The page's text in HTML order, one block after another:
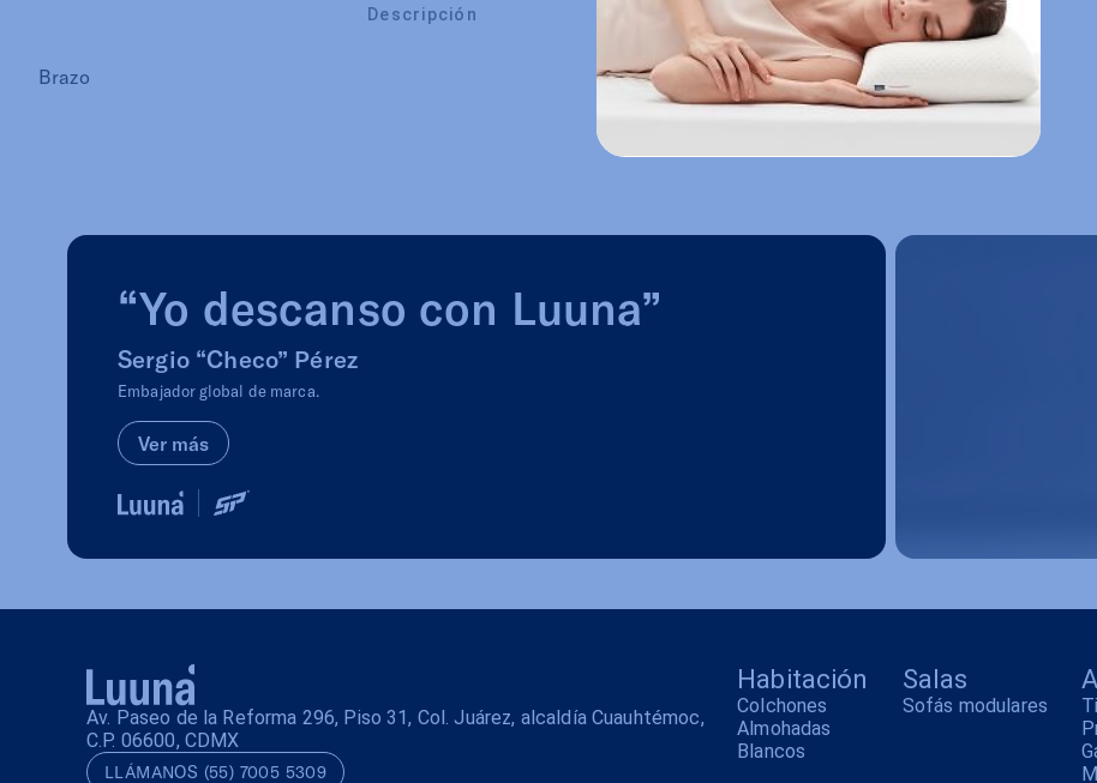
Descripción
Brazo
“Yo descanso con Luuna”
Sergio “Checo” Pérez
Embajador global de marca.
Ver más
Av. Paseo de la Reforma 296, Piso 31, Col. Juárez, alcaldía Cuauhtémoc,
C.P. 06600, CDMX
LLÁMANOS (55) 7005 5309
Habitación
Colchones
Almohadas
Blancos
Salas
Sofás modulares